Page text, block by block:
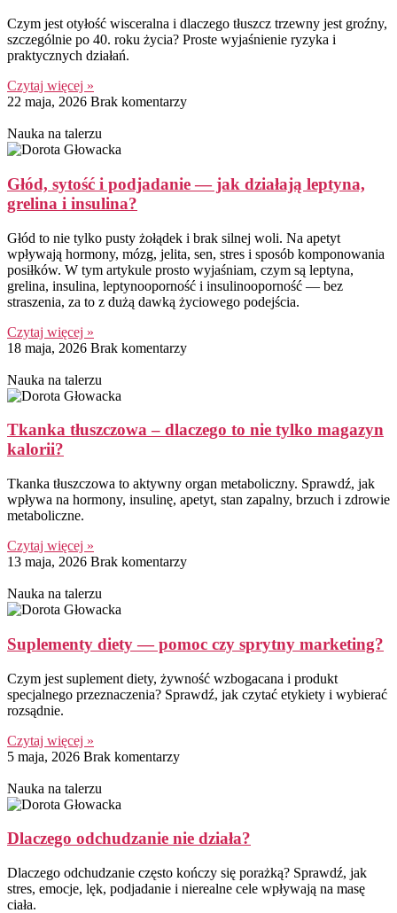
Czym jest otyłość wisceralna i dlaczego tłuszcz trzewny jest groźny,
szczególnie po 40. roku życia? Proste wyjaśnienie ryzyka i
praktycznych działań.
Czytaj więcej »
22 maja, 2026 Brak komentarzy
Nauka na talerzu
Głód, sytość i podjadanie — jak działają leptyna,
grelina i insulina?
Głód to nie tylko pusty żołądek i brak silnej woli. Na apetyt
wpływają hormony, mózg, jelita, sen, stres i sposób komponowania
posiłków. W tym artykule prosto wyjaśniam, czym są leptyna,
grelina, insulina, leptynooporność i insulinooporność — bez
straszenia, za to z dużą dawką życiowego podejścia.
Czytaj więcej »
18 maja, 2026 Brak komentarzy
Nauka na talerzu
Tkanka tłuszczowa – dlaczego to nie tylko magazyn
kalorii?
Tkanka tłuszczowa to aktywny organ metaboliczny. Sprawdź, jak
wpływa na hormony, insulinę, apetyt, stan zapalny, brzuch i zdrowie
metaboliczne.
Czytaj więcej »
13 maja, 2026 Brak komentarzy
Nauka na talerzu
Suplementy diety — pomoc czy sprytny marketing?
Czym jest suplement diety, żywność wzbogacana i produkt
specjalnego przeznaczenia? Sprawdź, jak czytać etykiety i wybierać
rozsądnie.
Czytaj więcej »
5 maja, 2026 Brak komentarzy
Nauka na talerzu
Dlaczego odchudzanie nie działa?
Dlaczego odchudzanie często kończy się porażką? Sprawdź, jak
stres, emocje, lęk, podjadanie i nierealne cele wpływają na masę
ciała.